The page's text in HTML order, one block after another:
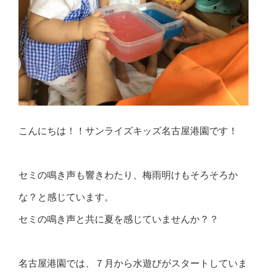
こんにちは！！サンライズキッズ名古屋港園です！
セミの鳴き声も響きわたり、梅雨明けもそろそろか
な？と感じています。
セミの鳴き声と共に夏を感じていませんか？？
名古屋港園では、７月から水遊びがスタートしていま